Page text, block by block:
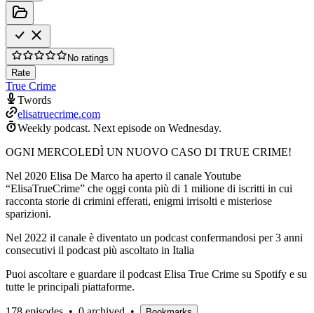
No ratings
Rate
True Crime
Twords
elisatruecrime.com
Weekly podcast. Next episode on Wednesday.
OGNI MERCOLEDÌ UN NUOVO CASO DI TRUE CRIME!
Nel 2020 Elisa De Marco ha aperto il canale Youtube
“ElisaTrueCrime” che oggi conta più di 1 milione di iscritti in cui
racconta storie di crimini efferati, enigmi irrisolti e misteriose
sparizioni.
Nel 2022 il canale è diventato un podcast confermandosi per 3 anni
consecutivi il podcast più ascoltato in Italia
Puoi ascoltare e guardare il podcast Elisa True Crime su Spotify e su
tutte le principali piattaforme.